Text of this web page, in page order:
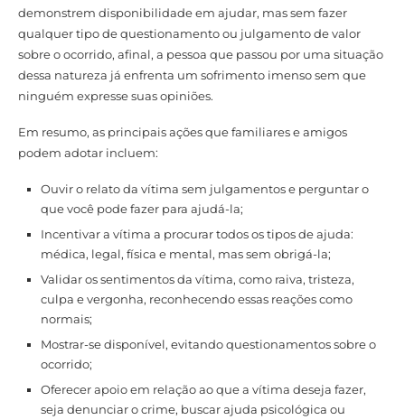
demonstrem disponibilidade em ajudar, mas sem fazer
qualquer tipo de questionamento ou julgamento de valor
sobre o ocorrido, afinal, a pessoa que passou por uma situação
dessa natureza já enfrenta um sofrimento imenso sem que
ninguém expresse suas opiniões.
Em resumo, as principais ações que familiares e amigos
podem adotar incluem:
Ouvir o relato da vítima sem julgamentos e perguntar o
que você pode fazer para ajudá-la;
Incentivar a vítima a procurar todos os tipos de ajuda:
médica, legal, física e mental, mas sem obrigá-la;
Validar os sentimentos da vítima, como raiva, tristeza,
culpa e vergonha, reconhecendo essas reações como
normais;
Mostrar-se disponível, evitando questionamentos sobre o
ocorrido;
Oferecer apoio em relação ao que a vítima deseja fazer,
seja denunciar o crime, buscar ajuda psicológica ou